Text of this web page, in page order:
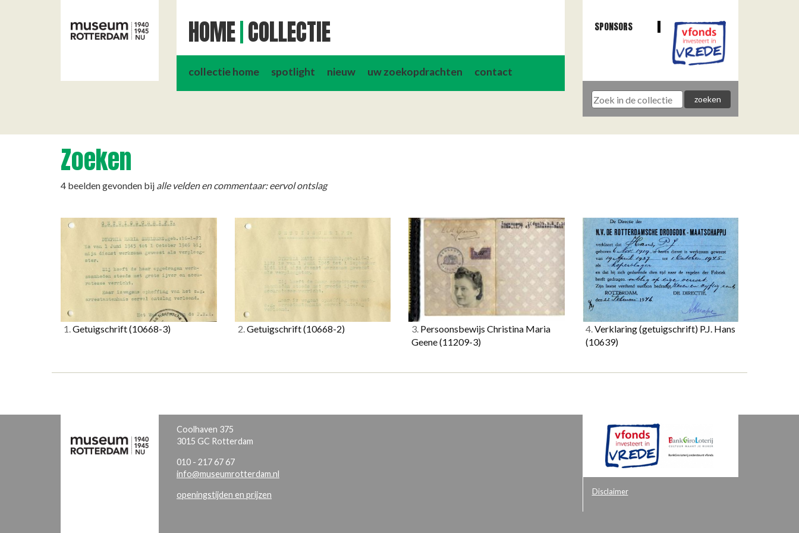
HOME COLLECTIE
collectie home spotlight nieuw uw zoekopdrachten contact
SPONSORS
Zoeken
4 beelden gevonden bij alle velden en commentaar: eervol ontslag
1.Getuigschrift(10668-3) 2.Getuigschrift(10668-2) 3. Persoonsbewijs Christina Maria
Geene(11209-3)
4.Verklaring (getuigschrift) P.J. Hans
(10639)
Coolhaven 375
3015 GC Rotterdam
010 - 217 67 67
info@museumrotterdam.nl
openingstijden en prijzen Disclaimer